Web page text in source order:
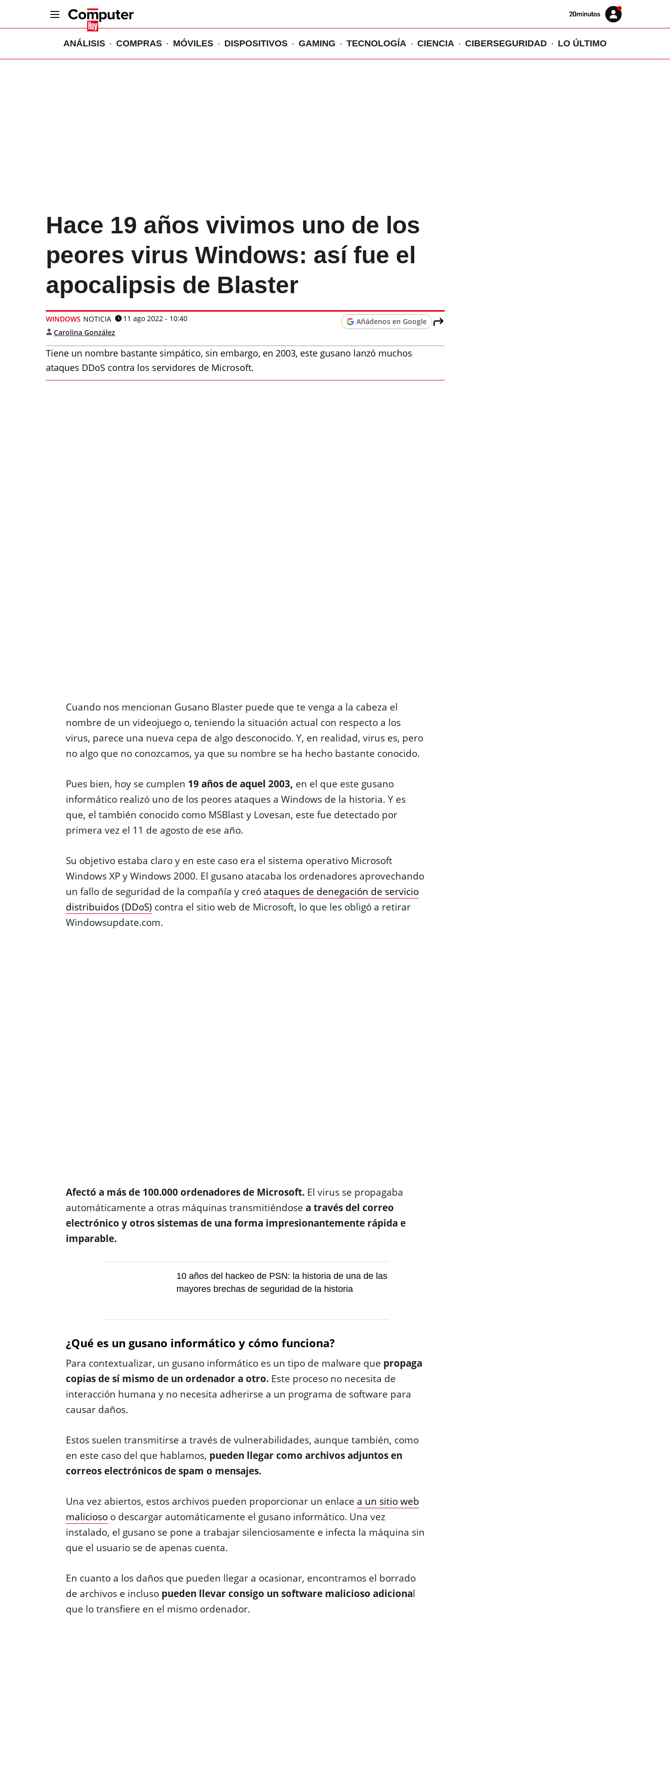
Volver
Iniciar
sesión
ANÁLISIS COMPRAS MÓVILES DISPOSITIVOS GAMING TECNOLOGÍA CIENCIA CIBERSEGURIDAD LO ÚLTIMO
Hace 19 años vivimos uno de los
peores virus Windows: así fue el
apocalipsis de Blaster
WINDOWS NOTICIA
11 ago 2022 - 10:40
Carolina González
Añádenos en Google
Tiene un nombre bastante simpático, sin embargo, en 2003, este gusano lanzó muchos
ataques DDoS contra los servidores de Microsoft.
Cuando nos mencionan Gusano Blaster puede que te venga a la cabeza el
nombre de un videojuego o, teniendo la situación actual con respecto a los
virus, parece una nueva cepa de algo desconocido. Y, en realidad, virus es, pero
no algo que no conozcamos, ya que su nombre se ha hecho bastante conocido.
Pues bien, hoy se cumplen 19 años de aquel 2003, en el que este gusano
informático realizó uno de los peores ataques a Windows de la historia. Y es
que, el también conocido como MSBlast y Lovesan, este fue detectado por
primera vez el 11 de agosto de ese año.
Su objetivo estaba claro y en este caso era el sistema operativo Microsoft
Windows XP y Windows 2000. El gusano atacaba los ordenadores aprovechando
un fallo de seguridad de la compañía y creó ataques de denegación de servicio
distribuidos (DDoS) contra el sitio web de Microsoft, lo que les obligó a retirar
Windowsupdate.com.
Afectó a más de 100.000 ordenadores de Microsoft. El virus se propagaba
automáticamente a otras máquinas transmitiéndose a través del correo
electrónico y otros sistemas de una forma impresionantemente rápida e
imparable.
10 años del hackeo de PSN: la historia de una de las
mayores brechas de seguridad de la historia
¿Qué es un gusano informático y cómo funciona?
Para contextualizar, un gusano informático es un tipo de malware que propaga
copias de sí mismo de un ordenador a otro. Este proceso no necesita de
interacción humana y no necesita adherirse a un programa de software para
causar daños.
Estos suelen transmitirse a través de vulnerabilidades, aunque también, como
en este caso del que hablamos, pueden llegar como archivos adjuntos en
correos electrónicos de spam o mensajes.
Una vez abiertos, estos archivos pueden proporcionar un enlace a un sitio web
maliciosoo descargar automáticamente el gusano informático. Una vez
instalado, el gusano se pone a trabajar silenciosamente e infecta la máquina sin
que el usuario se de apenas cuenta.
En cuanto a los daños que pueden llegar a ocasionar, encontramos el borrado
de archivos e incluso pueden llevar consigo un software malicioso adicional
que lo transfiere en el mismo ordenador.